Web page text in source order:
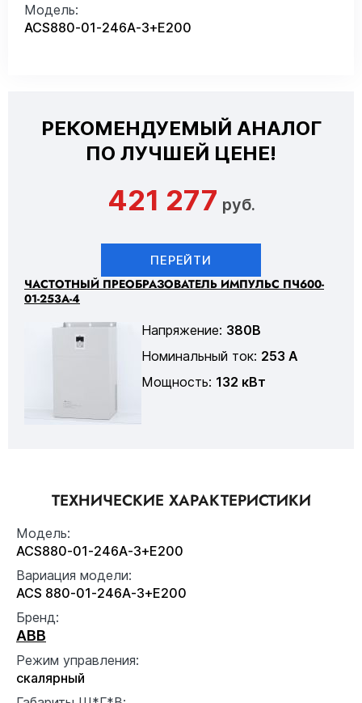
Модель:
ACS880-01-246A-3+E200
РЕКОМЕНДУЕМЫЙ АНАЛОГ
ПО ЛУЧШЕЙ ЦЕНЕ!
421 277 руб.
ПЕРЕЙТИ
ЧАСТОТНЫЙ ПРЕОБРАЗОВАТЕЛЬ ИМПУЛЬС ПЧ600-
01-253А-4
Напряжение: 380В
Номинальный ток: 253 А
Мощность: 132 кВт
ТЕХНИЧЕСКИЕ ХАРАКТЕРИСТИКИ
Модель:
ACS880-01-246A-3+E200
Вариация модели:
ACS 880-01-246A-3+E200
Бренд:
ABB
Режим управления:
скалярный